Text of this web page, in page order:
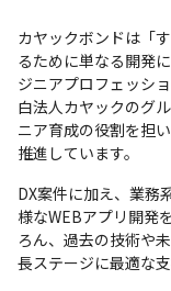
カヤックボンドは「
るために単なる開発
ジニアプロフェッシ
白法人カヤックのグ
ニア育成の役割を担
推進しています。
DX案件に加え、業務
様なWEBアプリ開発
ろん、過去の技術や
長ステージに最適な